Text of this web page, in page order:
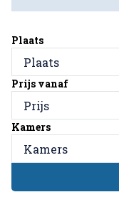
Plaats
Plaats
Prijs vanaf
Prijs
Kamers
Kamers